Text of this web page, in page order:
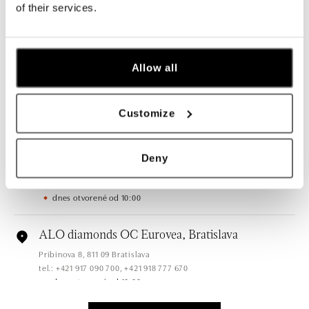
of their services.
Allow all
Customize
Deny
tel.: +421 911 854 322, +421 917 869 485
ALO diamonds OC Aupark, Bratislava
Einsteinova 18, 851 01 Bratislava
tel.: +421 917 090 891
dnes otvorené od 10:00
ALO diamonds OC Avion, Bratislava
dnes otvorené od 10:00
ALO diamonds OC Eurovea, Bratislava
Pribinova 8, 811 09 Bratislava
tel.: +421 917 090 700, +421 918 777 670
dnes otvorené od 10:00